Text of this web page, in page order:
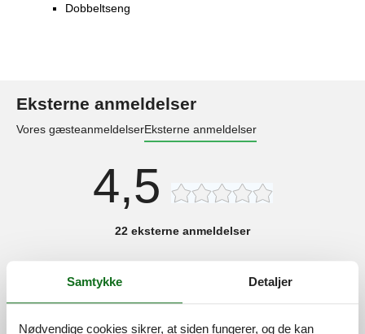
Dobbeltseng
Eksterne anmeldelser
Vores gæsteanmeldelserEksterne anmeldelser
4,5
22 eksterne anmeldelser
We kamen spät an und hatten keine Schwierigkeiten beim
Samtykke Detaljer
Nødvendige cookies sikrer, at siden fungerer, og de kan